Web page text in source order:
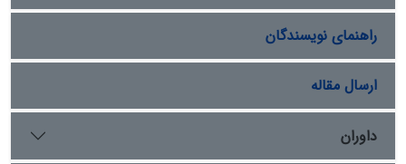
پوشش در منطقه در سال 2014 بوده است. نتایج مطالعه حاضر
جهت بررسی امکان رشد این گونه انحصاری قابل استفاده
خواهد بود.
راهنمای نویسندگان
ارسال مقاله
داوران